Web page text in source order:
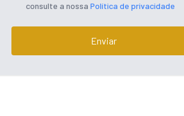
consulte a nossa Política de privacidade
Enviar